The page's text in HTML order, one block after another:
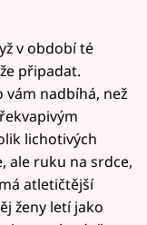
v období té
připadat.
vám nadbíhá, než
lichotivých
ale ruku na srdce,
atletičtější
ženy letí jako